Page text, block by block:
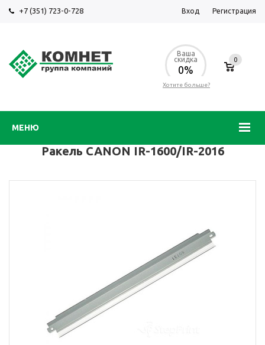
+7 (351) 723-0-728 Вход Регистрация
МЕНЮ
Ваша
скидка
0%
Хотите больше?
0
Ракель CANON IR-1600/IR-2016